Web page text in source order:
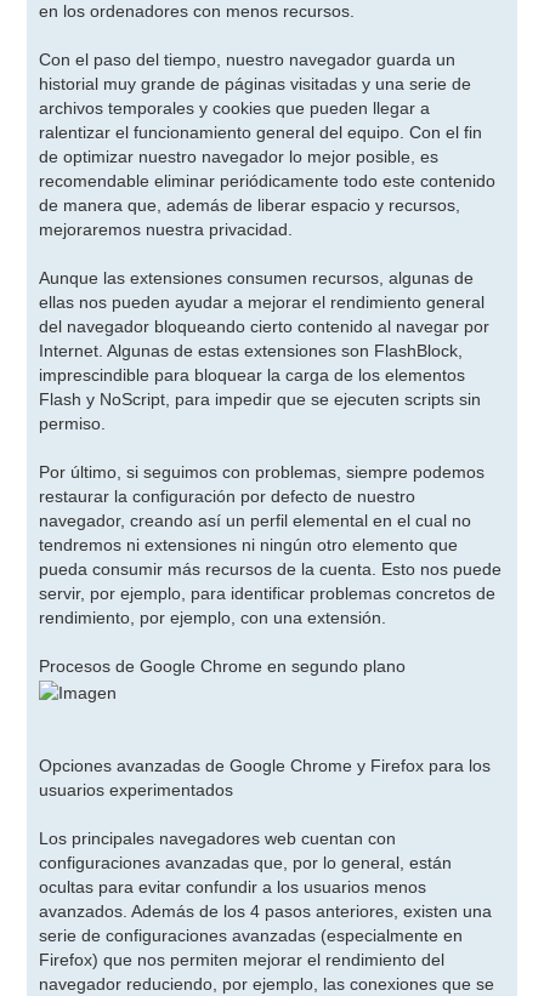
en los ordenadores con menos recursos.
Con el paso del tiempo, nuestro navegador guarda un
historial muy grande de páginas visitadas y una serie de
archivos temporales y cookies que pueden llegar a
ralentizar el funcionamiento general del equipo. Con el fin
de optimizar nuestro navegador lo mejor posible, es
recomendable eliminar periódicamente todo este contenido
de manera que, además de liberar espacio y recursos,
mejoraremos nuestra privacidad.
Aunque las extensiones consumen recursos, algunas de
ellas nos pueden ayudar a mejorar el rendimiento general
del navegador bloqueando cierto contenido al navegar por
Internet. Algunas de estas extensiones son FlashBlock,
imprescindible para bloquear la carga de los elementos
Flash y NoScript, para impedir que se ejecuten scripts sin
permiso.
Por último, si seguimos con problemas, siempre podemos
restaurar la configuración por defecto de nuestro
navegador, creando así un perfil elemental en el cual no
tendremos ni extensiones ni ningún otro elemento que
pueda consumir más recursos de la cuenta. Esto nos puede
servir, por ejemplo, para identificar problemas concretos de
rendimiento, por ejemplo, con una extensión.
Procesos de Google Chrome en segundo plano
Opciones avanzadas de Google Chrome y Firefox para los
usuarios experimentados
Los principales navegadores web cuentan con
configuraciones avanzadas que, por lo general, están
ocultas para evitar confundir a los usuarios menos
avanzados. Además de los 4 pasos anteriores, existen una
serie de configuraciones avanzadas (especialmente en
Firefox) que nos permiten mejorar el rendimiento del
navegador reduciendo, por ejemplo, las conexiones que se